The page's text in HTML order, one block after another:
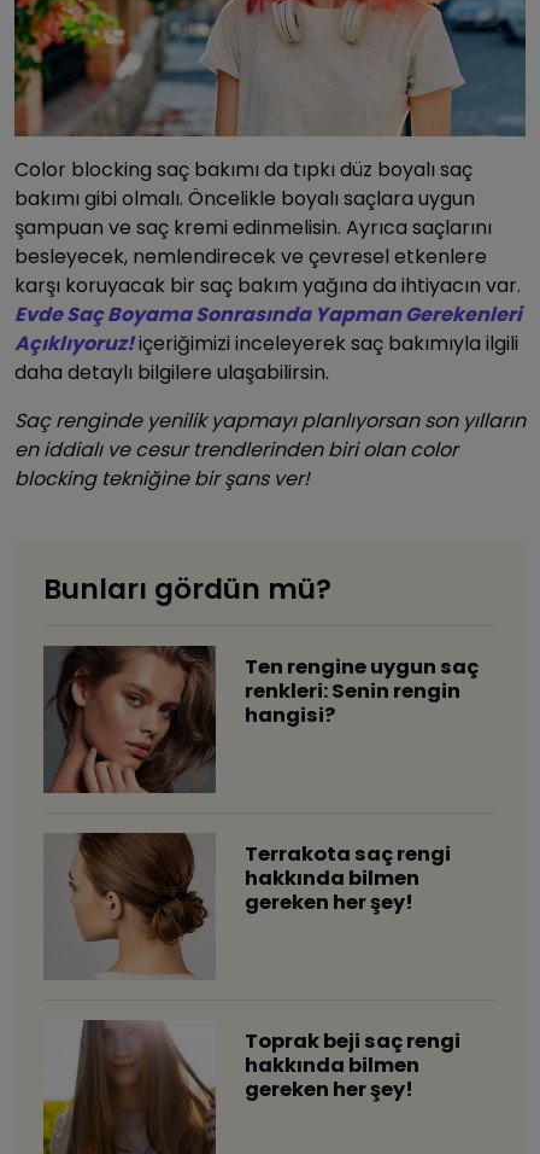
Color blocking saç bakımı da tıpkı düz boyalı saç
bakımı gibi olmalı. Öncelikle boyalı saçlara uygun
şampuan ve saç kremi edinmelisin. Ayrıca saçlarını
besleyecek, nemlendirecek ve çevresel etkenlere
karşı koruyacak bir saç bakım yağına da ihtiyacın var.
Evde Saç Boyama Sonrasında Yapman Gerekenleri
Açıklıyoruz!içeriğimizi inceleyerek saç bakımıyla ilgili
daha detaylı bilgilere ulaşabilirsin.
Saç renginde yenilik yapmayı planlıyorsan son yılların
en iddialı ve cesur trendlerinden biri olan color
blocking tekniğine bir şans ver!
Bunları gördün mü?
Ten rengine uygun saç
renkleri: Senin rengin
hangisi?
Terrakota saç rengi
hakkında bilmen
gereken her şey!
Toprak beji saç rengi
hakkında bilmen
gereken her şey!